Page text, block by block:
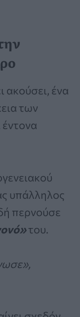
ακούσει, ένα
των
υπάλληλος
περνούσε
του.